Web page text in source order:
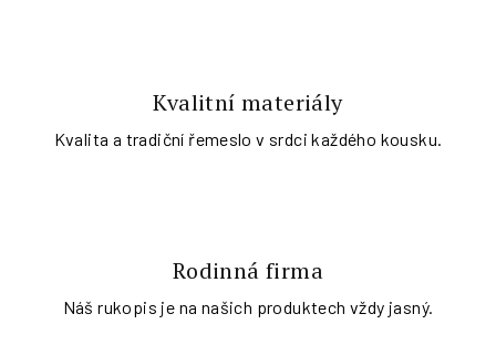
Kvalitní materiály
Kvalita a tradiční řemeslo v srdci každého kousku.
Rodinná firma
Náš rukopis je na našich produktech vždy jasný.